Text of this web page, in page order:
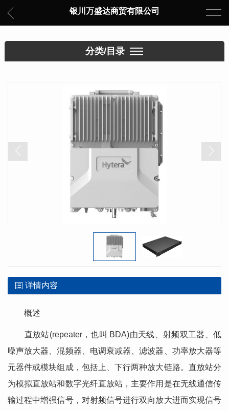
银川万盛达商贸有限公司
分类/目录
详情内容
概述
直放站(repeater，也叫 BDA)由天线、射频双工器、低
噪声放大器、混频器、电调衰减器、滤波器、功率放大器等
元器件或模块组成，包括上、下行两种放大链路。直放站分
为模拟直放站和数字光纤直放站，主要作用是在无线通信传
输过程中增强信号，对射频信号进行双向放大进而实现信号